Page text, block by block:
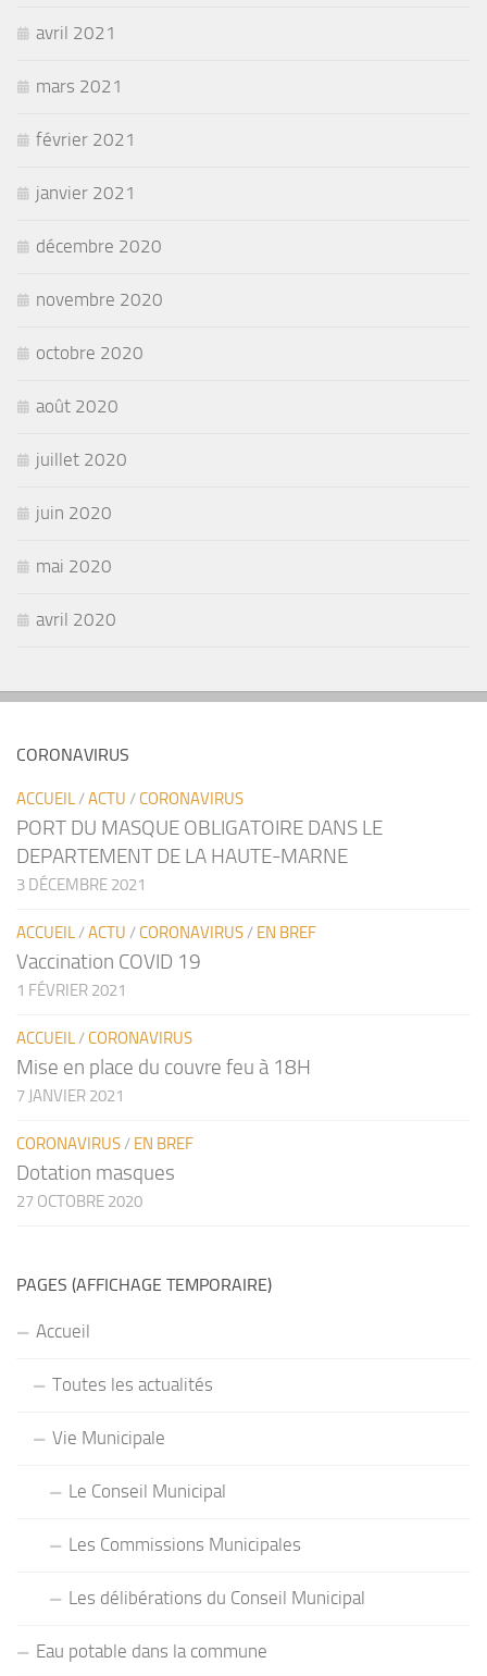
avril 2021
mars 2021
février 2021
janvier 2021
décembre 2020
novembre 2020
octobre 2020
août 2020
juillet 2020
juin 2020
mai 2020
avril 2020
CORONAVIRUS
ACCUEIL/ACTU / CORONAVIRUS
PORT DU MASQUE OBLIGATOIRE DANS LE
DEPARTEMENT DE LA HAUTE-MARNE
3 DÉCEMBRE 2021
ACCUEIL/ACTU / CORONAVIRUS/ EN BREF
Vaccination COVID 19
1 FÉVRIER 2021
ACCUEIL/ CORONAVIRUS
Mise en place du couvre feu à 18H
7 JANVIER 2021
CORONAVIRUS/ EN BREF
Dotation masques
27 OCTOBRE 2020
PAGES (AFFICHAGE TEMPORAIRE)
Accueil
Toutes les actualités
Vie Municipale
Le Conseil Municipal
Les Commissions Municipales
Les délibérations du Conseil Municipal
Eau potable dans la commune